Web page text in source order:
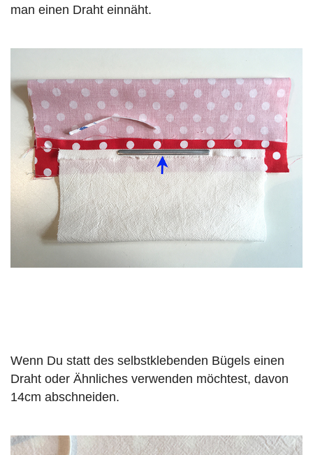
man einen Draht einnäht.
Wenn Du statt des selbstklebenden Bügels einen
Draht oder Ähnliches verwenden möchtest, davon
14cm abschneiden.